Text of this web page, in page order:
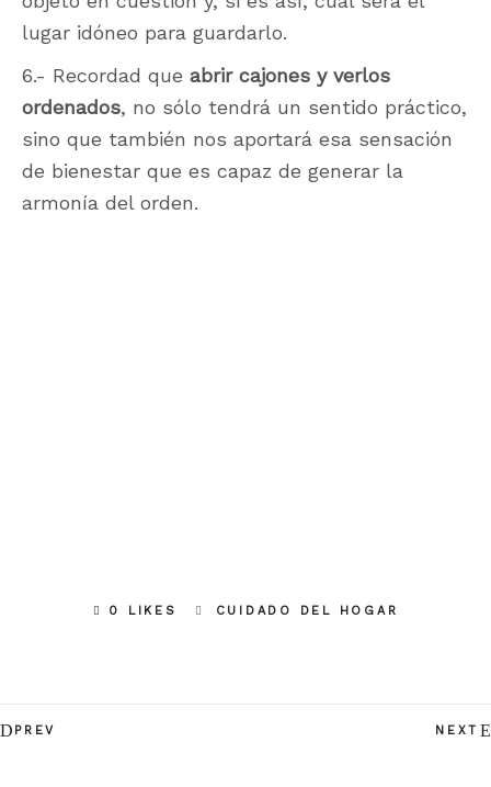
lugar idóneo para guardarlo.
6.- Recordad que abrir cajones y verlos
ordenados, no sólo tendrá un sentido práctico,
sino que también nos aportará esa sensación
de bienestar que es capaz de generar la
armonía del orden.
0 LIKES CUIDADO DEL HOGAR
PREV NEXT